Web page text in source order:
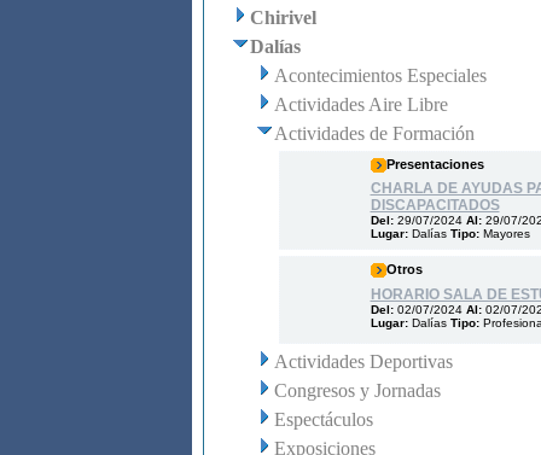
Chirivel
Dalías
Acontecimientos Especiales
Actividades Aire Libre
Actividades de Formación
Presentaciones
CHARLA DE AYUDAS
DISCAPACITADOS
Del: 29/07/2024 Al: 29/07/
Lugar: DalíasTipo: Mayores
Otros
HORARIO SALA DE
Del: 02/07/2024 Al: 02/07/
Lugar: DalíasTipo:
Actividades Deportivas
Congresos y Jornadas
Espectáculos
Exposiciones